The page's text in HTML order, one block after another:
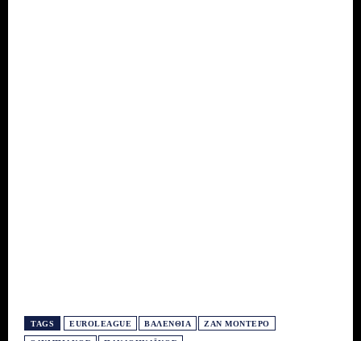
TAGS EUROLEAGUE ΒΑΛΈΝΘΙΑ ΖΑΝ ΜΟΝΤΈΡΟ